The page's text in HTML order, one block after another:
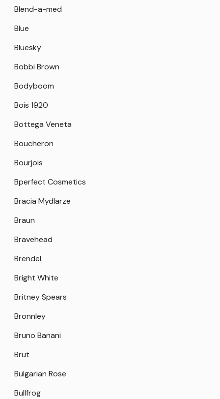
Blend-a-med
Blue
Bluesky
Bobbi Brown
Bodyboom
Bois 1920
Bottega Veneta
Boucheron
Bourjois
Bperfect Cosmetics
Bracia Mydlarze
Braun
Bravehead
Brendel
Bright White
Britney Spears
Bronnley
Bruno Banani
Brut
Bulgarian Rose
Bullfrog